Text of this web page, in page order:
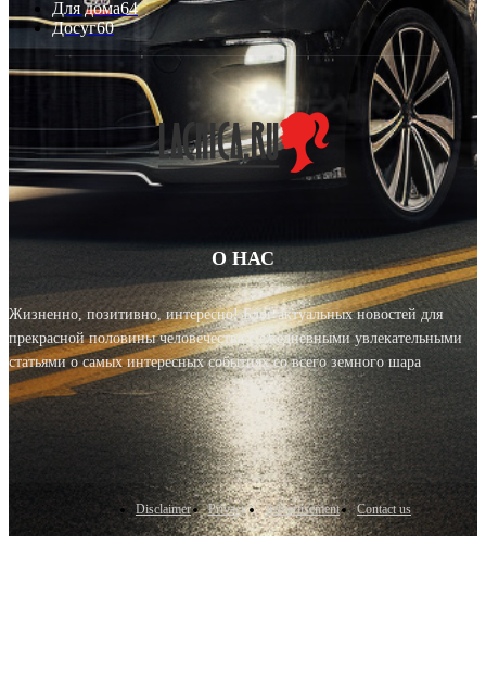
Для дома64
Досуг60
О НАС
Жизненно, позитивно, интересно! Блог актуальных новостей для
прекрасной половины человечества с ежедневными увлекательными
статьями о самых интересных событиях со всего земного шара
Disclaimer Privacy Advertisement Contact us